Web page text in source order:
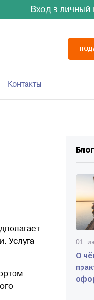
Вход в личный
Контакты
Услуга
01
О